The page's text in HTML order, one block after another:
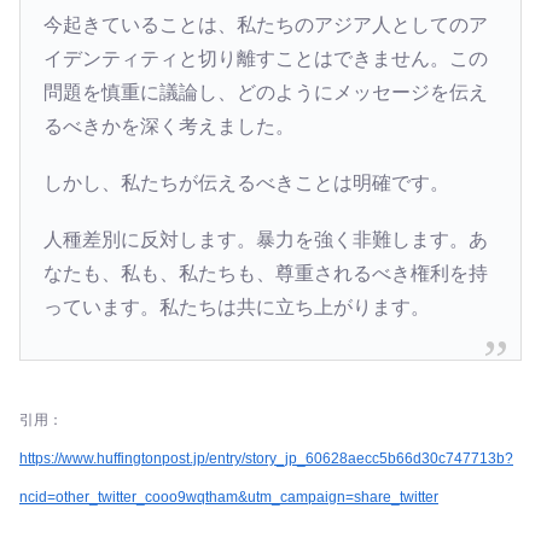
今起きていることは、私たちのアジア人としてのア
イデンティティと切り離すことはできません。この
問題を慎重に議論し、どのようにメッセージを伝え
るべきかを深く考えました。
しかし、私たちが伝えるべきことは明確です。
人種差別に反対します。暴力を強く非難します。あ
なたも、私も、私たちも、尊重されるべき権利を持
っています。私たちは共に立ち上がります。
引用：
https://www.huffingtonpost.jp/entry/story_jp_60628aecc5b66d30c747713b?
ncid=other_twitter_cooo9wqtham&utm_campaign=share_twitter